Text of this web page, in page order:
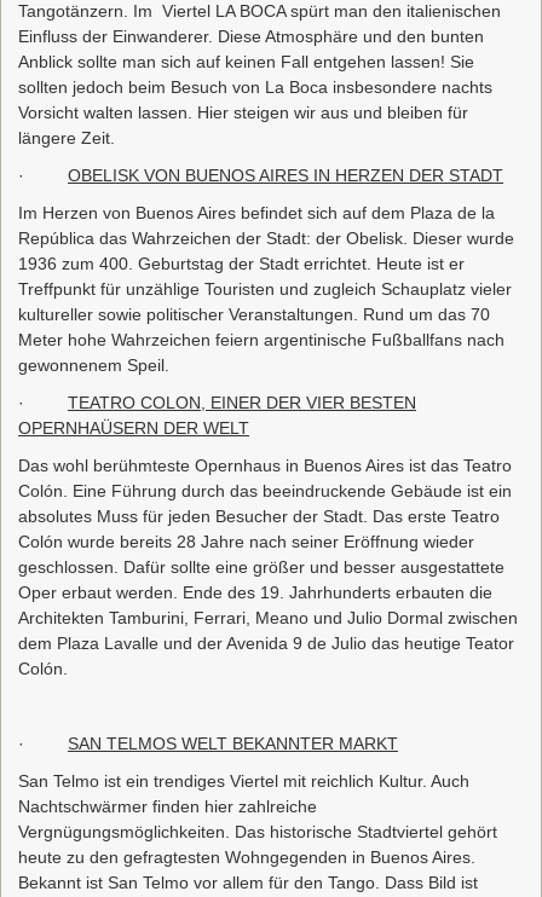
Tangotänzern. Im Viertel LA BOCA spürt man den italienischen
Einfluss der Einwanderer. Diese Atmosphäre und den bunten
Anblick sollte man sich auf keinen Fall entgehen lassen! Sie
sollten jedoch beim Besuch von La Boca insbesondere nachts
Vorsicht walten lassen. Hier steigen wir aus und bleiben für
längere Zeit.
· OBELISK VON BUENOS AIRES IN HERZEN DER STADT
Im Herzen von Buenos Aires befindet sich auf dem Plaza de la
República das Wahrzeichen der Stadt: der Obelisk. Dieser wurde
1936 zum 400. Geburtstag der Stadt errichtet. Heute ist er
Treffpunkt für unzählige Touristen und zugleich Schauplatz vieler
kultureller sowie politischer Veranstaltungen. Rund um das 70
Meter hohe Wahrzeichen feiern argentinische Fußballfans nach
gewonnenem Speil.
· TEATRO COLON, EINER DER VIER BESTEN
OPERNHAÜSERN DER WELT
Das wohl berühmteste Opernhaus in Buenos Aires ist das Teatro
Colón. Eine Führung durch das beeindruckende Gebäude ist ein
absolutes Muss für jeden Besucher der Stadt. Das erste Teatro
Colón wurde bereits 28 Jahre nach seiner Eröffnung wieder
geschlossen. Dafür sollte eine größer und besser ausgestattete
Oper erbaut werden. Ende des 19. Jahrhunderts erbauten die
Architekten Tamburini, Ferrari, Meano und Julio Dormal zwischen
dem Plaza Lavalle und der Avenida 9 de Julio das heutige Teator
Colón.
· SAN TELMOS WELT BEKANNTER MARKT
San Telmo ist ein trendiges Viertel mit reichlich Kultur. Auch
Nachtschwärmer finden hier zahlreiche
Vergnügungsmöglichkeiten. Das historische Stadtviertel gehört
heute zu den gefragtesten Wohngegenden in Buenos Aires.
Bekannt ist San Telmo vor allem für den Tango. Dass Bild ist